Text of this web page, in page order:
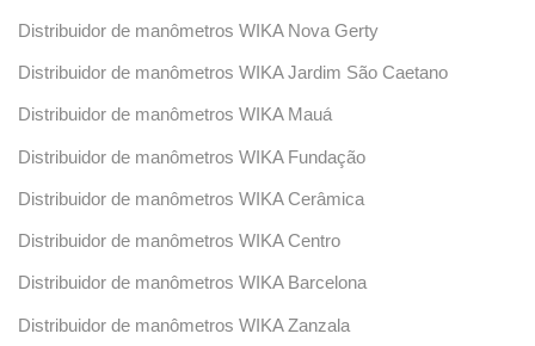
Distribuidor de manômetros WIKA Nova Gerty
Distribuidor de manômetros WIKA Jardim São Caetano
Distribuidor de manômetros WIKA Mauá
Distribuidor de manômetros WIKA Fundação
Distribuidor de manômetros WIKA Cerâmica
Distribuidor de manômetros WIKA Centro
Distribuidor de manômetros WIKA Barcelona
Distribuidor de manômetros WIKA Zanzala